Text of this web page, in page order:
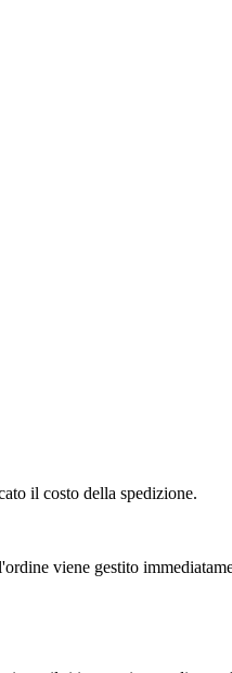
il costo della spedizione.
viene gestito